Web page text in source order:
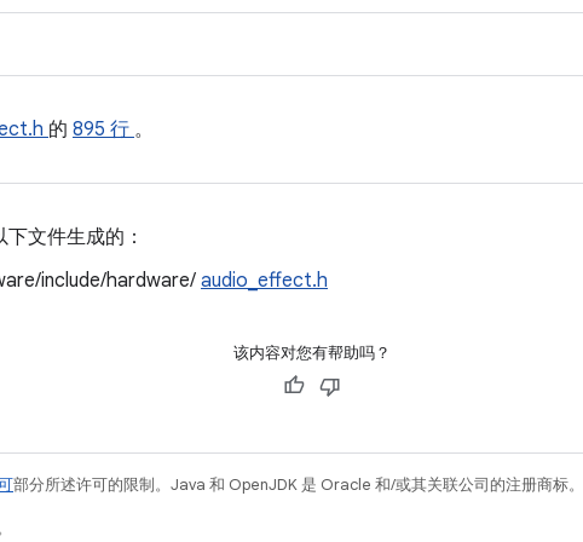
的 895 行 。
文件生成的：
include/hardware/ audio_effect.h
该内容对您有帮助吗？
部分所述许可的限制。Java 和 OpenJDK 是 Oracle 和/或其关联公司的注册商标。